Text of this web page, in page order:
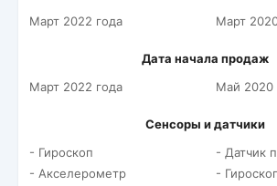
Март 2022 года
Март
Дата начала продаж
Март 2022 года
Май 2020
Сенсоры и датчики
- Гироскоп
- Акселерометр
- Датчик
-